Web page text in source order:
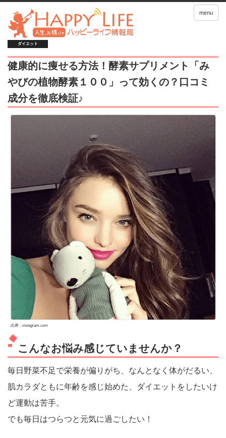
menu
ダイエット
健康的に痩せる方法！酵素サプリメント「み
やびの植物酵素１００」って効くの？口コミ
成分を徹底検証♪
出典：instagram.com
こんなお悩み感じていませんか？
毎日野菜不足で栄養が偏りがち、なんとなく体がだるい、
肌カラダともに年齢を感じ始めた、ダイエットをしたいけ
ど運動は苦手。
でも毎日はつらつと元気に過ごしたい！